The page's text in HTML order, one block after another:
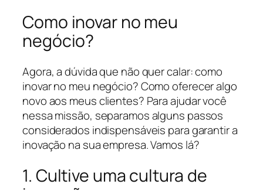
Como inovar no meu
negócio?
Agora, a dúvida que não quer calar: como
inovar no meu negócio? Como oferecer algo
novo aos meus clientes? Para ajudar você
nessa missão, separamos alguns passos
considerados indispensáveis para garantir a
inovação na sua empresa. Vamos lá?
1. Cultive uma cultura de